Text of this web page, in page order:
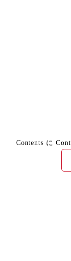
Contents に